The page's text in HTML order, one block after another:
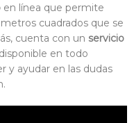
en línea que permite
cuadrados que se
cuenta con un servicio
disponible en todo
y ayudar en las dudas